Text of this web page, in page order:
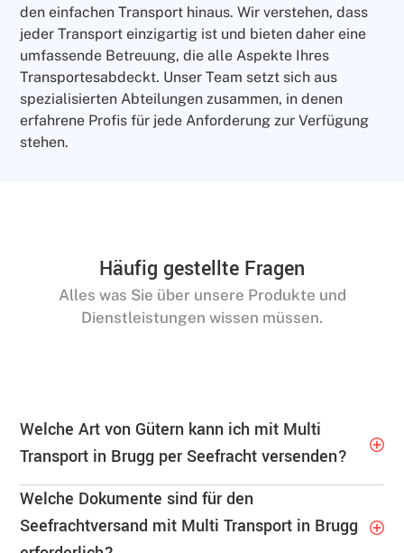
den einfachen Transport hinaus. Wir verstehen, dass
jeder Transport einzigartig ist und bieten daher eine
umfassende Betreuung, die alle Aspekte Ihres
Transportesabdeckt. Unser Team setzt sich aus
spezialisierten Abteilungen zusammen, in denen
erfahrene Profis für jede Anforderung zur Verfügung
stehen.
Häufig gestellte Fragen
Alles was Sie über unsere Produkte und
Dienstleistungen wissen müssen.
Welche Art von Gütern kann ich mit Multi
Transport in Brugg per Seefracht versenden?
Welche Dokumente sind für den
Seefrachtversand mit Multi Transport in Brugg